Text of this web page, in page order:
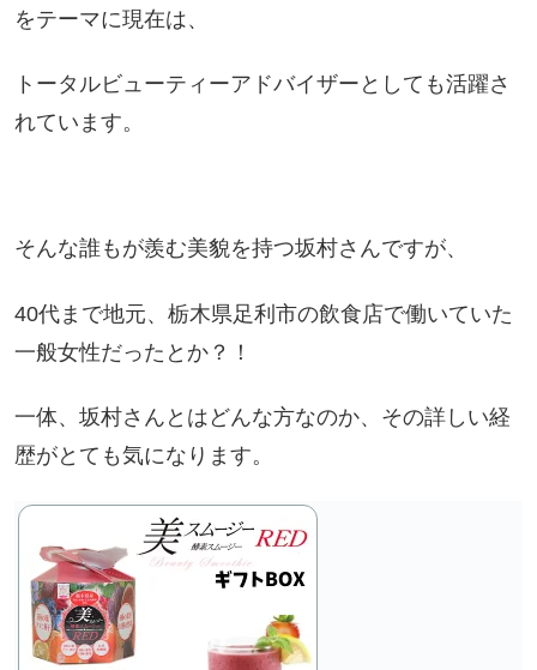
をテーマに現在は、
トータルビューティーアドバイザーとしても活躍さ
れています。
そんな誰もが羨む美貌を持つ坂村さんですが、
40代まで地元、栃木県足利市の飲食店で働いていた
一般女性だったとか？！
一体、坂村さんとはどんな方なのか、その詳しい経
歴がとても気になります。